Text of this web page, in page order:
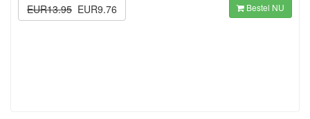
EUR13.95 EUR9.76 Bestel NU